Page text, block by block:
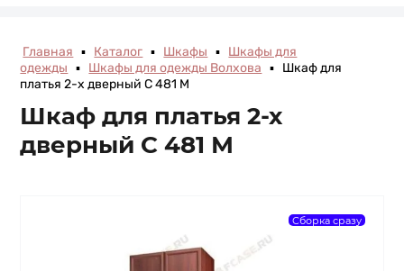
Главная ▪ Каталог ▪ Шкафы ▪ Шкафы для
одежды
▪ Шкафы для одежды Волхова ▪ Шкаф для
платья 2-х дверный С 481 М
Шкаф для платья 2-х
дверный С 481 М
Сборка сразу